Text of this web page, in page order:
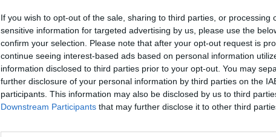
If you wish to opt-out of the sale, sharing to third parties, or processing
sensitive information for targeted advertising by us, please use the
confirm your selection. Please note that after your opt-out request is
continue seeing interest-based ads based on personal information
information disclosed to third parties prior to your opt-out. You may
further disclosure of your personal information by third parties on the
participants. This information may also be disclosed by us to third
Downstream Participants that may further disclose it to other third